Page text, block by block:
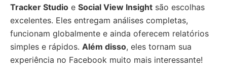
Tracker Studio e Social View Insight são escolhas
excelentes. Eles entregam análises completas,
funcionam globalmente e ainda oferecem relatórios
simples e rápidos. Além disso, eles tornam sua
experiência no Facebook muito mais interessante!